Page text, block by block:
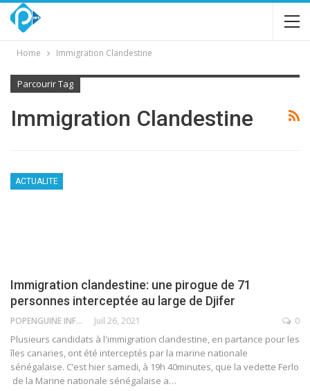
Home Immigration Clandestine
Parcourir Tag
Immigration Clandestine
ACTUALITE
Immigration clandestine: une pirogue de 71
personnes interceptée au large de Djifer
POPENGUINE INFO Juil 26, 2021 0
Plusieurs candidats à l'immigration clandestine, en partance pour les
îles canaries, ont été interceptés par la marine nationale
sénégalaise. C’est hier samedi, à 19h 40minutes, que la vedette Ferlo
de la Marine nationale sénégalaise a…